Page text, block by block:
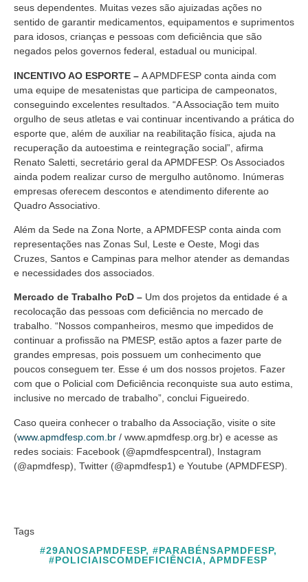
seus dependentes. Muitas vezes são ajuizadas ações no
sentido de garantir medicamentos, equipamentos e suprimentos
para idosos, crianças e pessoas com deficiência que são
negados pelos governos federal, estadual ou municipal.
INCENTIVO AO ESPORTE – A APMDFESP conta ainda com
uma equipe de mesatenistas que participa de campeonatos,
conseguindo excelentes resultados. “A Associação tem muito
orgulho de seus atletas e vai continuar incentivando a prática do
esporte que, além de auxiliar na reabilitação física, ajuda na
recuperação da autoestima e reintegração social”, afirma
Renato Saletti, secretário geral da APMDFESP. Os Associados
ainda podem realizar curso de mergulho autônomo. Inúmeras
empresas oferecem descontos e atendimento diferente ao
Quadro Associativo.
Além da Sede na Zona Norte, a APMDFESP conta ainda com
representações nas Zonas Sul, Leste e Oeste, Mogi das
Cruzes, Santos e Campinas para melhor atender as demandas
e necessidades dos associados.
Mercado de Trabalho PcD – Um dos projetos da entidade é a
recolocação das pessoas com deficiência no mercado de
trabalho. “Nossos companheiros, mesmo que impedidos de
continuar a profissão na PMESP, estão aptos a fazer parte de
grandes empresas, pois possuem um conhecimento que
poucos conseguem ter. Esse é um dos nossos projetos. Fazer
com que o Policial com Deficiência reconquiste sua auto estima,
inclusive no mercado de trabalho”, conclui Figueiredo.
Caso queira conhecer o trabalho da Associação, visite o site
(www.apmdfesp.com.br / www.apmdfesp.org.br) e acesse as
redes sociais: Facebook (@apmdfespcentral), Instagram
(@apmdfesp), Twitter (@apmdfesp1) e Youtube (APMDFESP).
Tags
#29ANOSAPMDFESP, #PARABÉNSAPMDFESP,
#POLICIAISCOMDEFICIÊNCIA, APMDFESP